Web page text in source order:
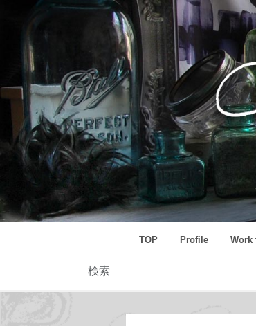
TOP Profile Work